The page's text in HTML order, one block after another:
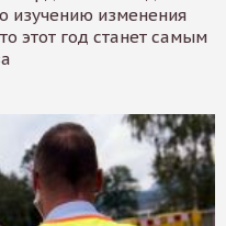
изучению изменения
этот год станет самым